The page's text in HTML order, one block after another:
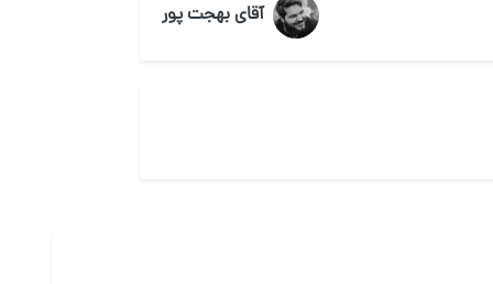
آقای بهجت پور